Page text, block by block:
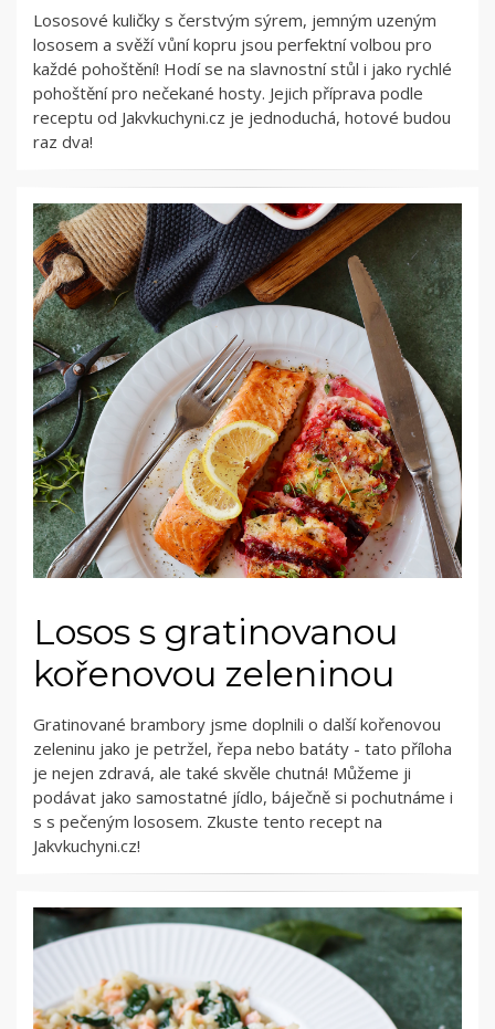
Lososové kuličky s čerstvým sýrem, jemným uzeným
lososem a svěží vůní kopru jsou perfektní volbou pro
každé pohoštění! Hodí se na slavnostní stůl i jako rychlé
pohoštění pro nečekané hosty. Jejich příprava podle
receptu od Jakvkuchyni.cz je jednoduchá, hotové budou
raz dva!
Losos s gratinovanou
kořenovou zeleninou
Gratinované brambory jsme doplnili o další kořenovou
zeleninu jako je petržel, řepa nebo batáty - tato příloha
je nejen zdravá, ale také skvěle chutná! Můžeme ji
podávat jako samostatné jídlo, báječně si pochutnáme i
s s pečeným lososem. Zkuste tento recept na
Jakvkuchyni.cz!